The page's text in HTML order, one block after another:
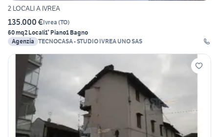
2 LOCALI A IVREA
135.000 €Ivrea (TO)
60 mq2 Locali1° Piano1 Bagno
Agenzia TECNOCASA - STUDIO IVREA UNO SAS